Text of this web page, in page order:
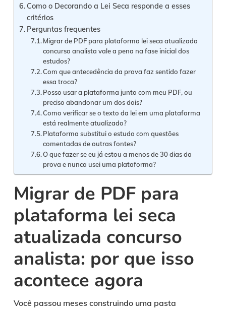
Como o Decorando a Lei Seca responde a esses
critérios
Perguntas frequentes
Migrar de PDF para plataforma lei seca atualizada
concurso analista vale a pena na fase inicial dos
estudos?
Com que antecedência da prova faz sentido fazer
essa troca?
Posso usar a plataforma junto com meu PDF, ou
preciso abandonar um dos dois?
Como verificar se o texto da lei em uma plataforma
está realmente atualizado?
Plataforma substitui o estudo com questões
comentadas de outras fontes?
O que fazer se eu já estou a menos de 30 dias da
prova e nunca usei uma plataforma?
Migrar de PDF para
plataforma lei seca
atualizada concurso
analista: por que isso
acontece agora
Você passou meses construindo uma pasta